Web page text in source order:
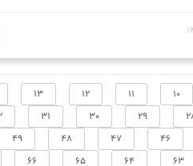
10
11
12
13
29
30
31
46
47
48
49
63
64
65
66